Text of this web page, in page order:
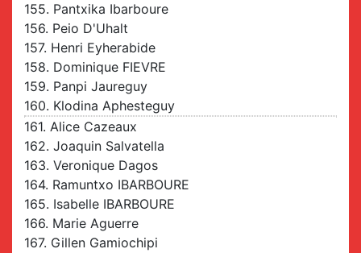
155. Pantxika Ibarboure
156. Peio D'Uhalt
157. Henri Eyherabide
158. Dominique FIEVRE
159. Panpi Jaureguy
160. Klodina Aphesteguy
161. Alice Cazeaux
162. Joaquin Salvatella
163. Veronique Dagos
164. Ramuntxo IBARBOURE
165. Isabelle IBARBOURE
166. Marie Aguerre
167. Gillen Gamiochipi